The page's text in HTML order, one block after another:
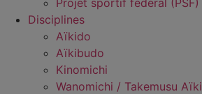
Projet sportif fédéral (PSF)
Disciplines
Aïkido
Aïkibudo
Kinomichi
Wanomichi / Takemusu Aïki